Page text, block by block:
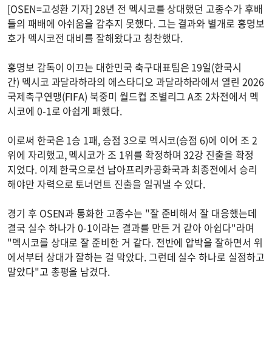
[OSEN=고성환 기자] 28년 전 멕시코를 상대했던 고종수가 후배
들의 패배에 아쉬움을 감추지 못했다. 그는 결과와 별개로 홍명보
호가 멕시코전 대비를 잘해왔다고 칭찬했다.
홍명보 감독이 이끄는 대한민국 축구대표팀은 19일(한국시
간) 멕시코 과달라하라의 에스타디오 과달라하라에서 열린 2026
국제축구연맹(FIFA) 북중미 월드컵 조별리그 A조 2차전에서 멕
시코에 0-1로 아쉽게 패했다.
이로써 한국은 1승 1패, 승점 3으로 멕시코(승점 6)에 이어 조 2
위에 자리했고, 멕시코가 조 1위를 확정하며 32강 진출을 확정
지었다. 이제 한국으로선 남아프리카공화국과 최종전에서 승리
해야만 자력으로 토너먼트 진출을 일궈낼 수 있다.
경기 후 OSEN과 통화한 고종수는 "잘 준비해서 잘 대응했는데
결국 실수 하나가 0-1이라는 결과를 만든 거 같아 아쉽다"라며
"멕시코를 상대로 잘 준비한 거 같다. 전반에 압박을 잘하면서 위
에서부터 상대가 잘하는 걸 막았다. 그런데 실수 하나로 실점하고
말았다"고 총평을 남겼다.